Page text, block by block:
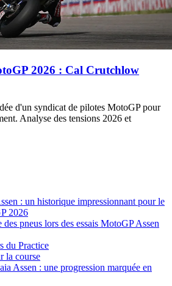
2026 : Cal Crutchlow
d'un syndicat de pilotes MotoGP pour
Analyse des tensions 2026 et
: un historique impressionnant pour le
2026
pneus lors des essais MotoGP Assen
du Practice
la course
Assen : une progression marquée en